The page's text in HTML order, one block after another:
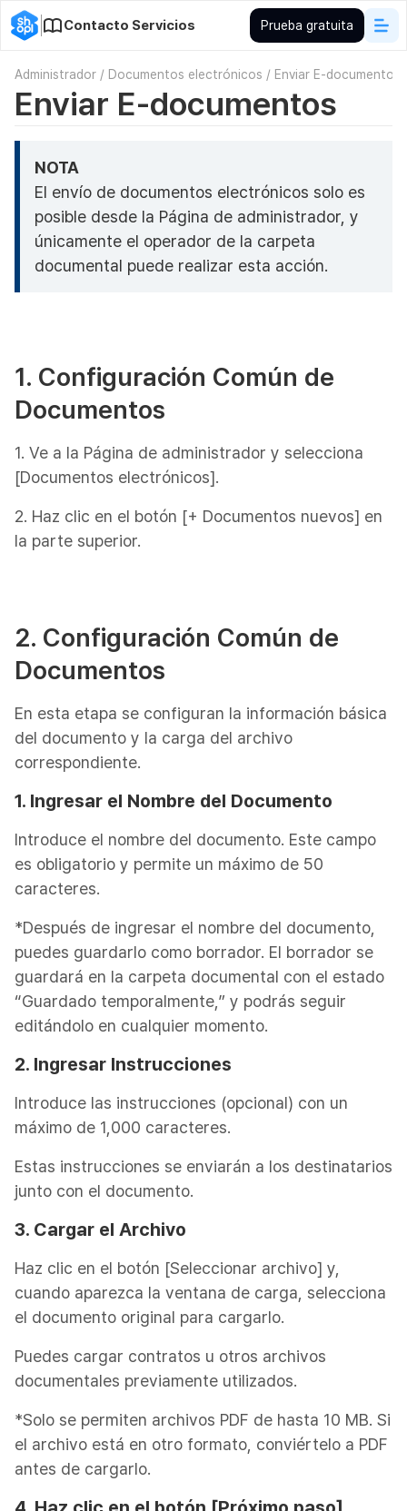
Contacto Servicios Prueba gratuita
Administrador / Documentos electrónicos / Enviar E-documentos
Enviar E-documentos
NOTA
El envío de documentos electrónicos solo es
posible desde la Página de administrador, y
únicamente el operador de la carpeta
documental puede realizar esta acción.
1. Configuración Común de
Documentos
1. Ve a la Página de administrador y selecciona
[Documentos electrónicos].
2. Haz clic en el botón [+ Documentos nuevos] en
la parte superior.
2. Configuración Común de
Documentos
En esta etapa se configuran la información básica
del documento y la carga del archivo
correspondiente.
1. Ingresar el Nombre del Documento
Introduce el nombre del documento. Este campo
es obligatorio y permite un máximo de 50
caracteres.
*Después de ingresar el nombre del documento,
puedes guardarlo como borrador. El borrador se
guardará en la carpeta documental con el estado
“Guardado temporalmente,” y podrás seguir
editándolo en cualquier momento.
2. Ingresar Instrucciones
Introduce las instrucciones (opcional) con un
máximo de 1,000 caracteres.
Estas instrucciones se enviarán a los destinatarios
junto con el documento.
3. Cargar el Archivo
Haz clic en el botón [Seleccionar archivo] y,
cuando aparezca la ventana de carga, selecciona
el documento original para cargarlo.
Puedes cargar contratos u otros archivos
documentales previamente utilizados.
*Solo se permiten archivos PDF de hasta 10 MB. Si
el archivo está en otro formato, conviértelo a PDF
antes de cargarlo.